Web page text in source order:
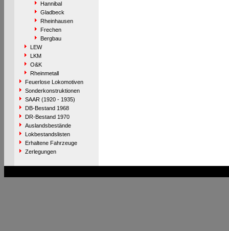
Hannibal
Gladbeck
Rheinhausen
Frechen
Bergbau
LEW
LKM
O&K
Rheinmetall
Feuerlose Lokomotiven
Sonderkonstruktionen
SAAR (1920 - 1935)
DB-Bestand 1968
DR-Bestand 1970
Auslandsbestände
Lokbestandslisten
Erhaltene Fahrzeuge
Zerlegungen